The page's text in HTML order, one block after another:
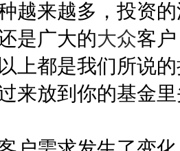
越来越多，投资
是广大的大众客
上都是我们所说
来放到你的基金